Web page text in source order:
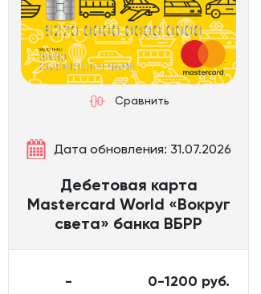
Сравнить
Дата обновления: 31.07.2026
Дебетовая карта
Mastercard World «Вокруг
света» банка ВБРР
- 0-1200 руб.